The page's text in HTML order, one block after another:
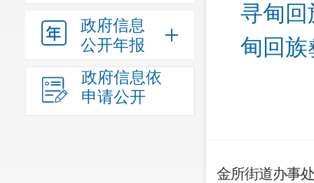
政府信息
公开年报
政府信息依
申请公开
寻甸回
甸回族
金所街道办事